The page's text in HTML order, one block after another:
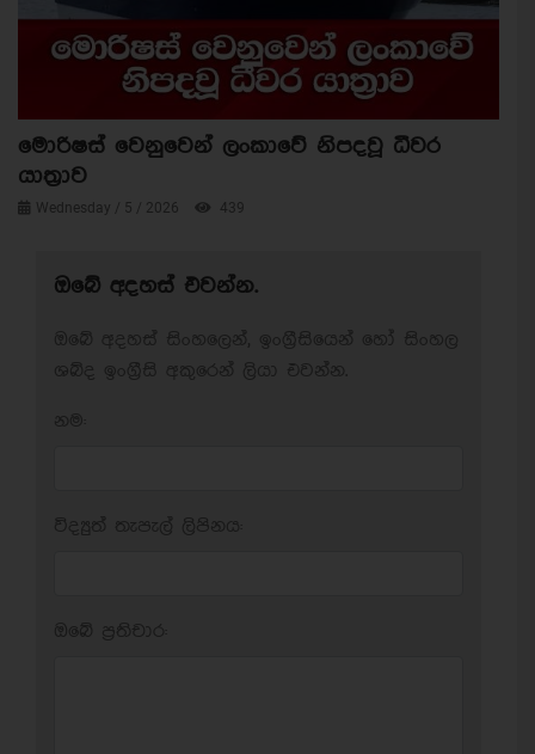
මොරිෂස් වෙනුවෙන් ලංකාවේ නිපදවූ ධීවර
යාත්‍රාව
Wednesday / 5 / 2026 439
ඔබේ අදහස් එවන්න.